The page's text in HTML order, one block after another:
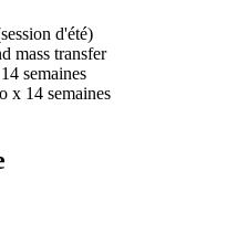
d'été)
mass transfer
semaines
x 14 semaines